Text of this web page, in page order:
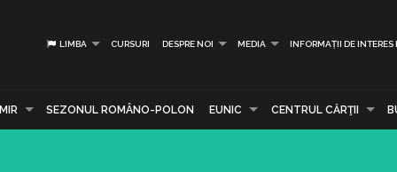
LIMBA CURSURI DESPRE NOI MEDIA INFORMAȚII DE INTERES
SEZONUL ROMÂNO-POLON EUNIC CENTRUL CĂRŢII